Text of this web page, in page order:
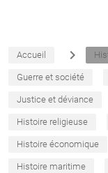
Accueil navigate_next
Guerre et société
Justice et déviance
Histoire religieuse
Histoire économique
Histoire maritime